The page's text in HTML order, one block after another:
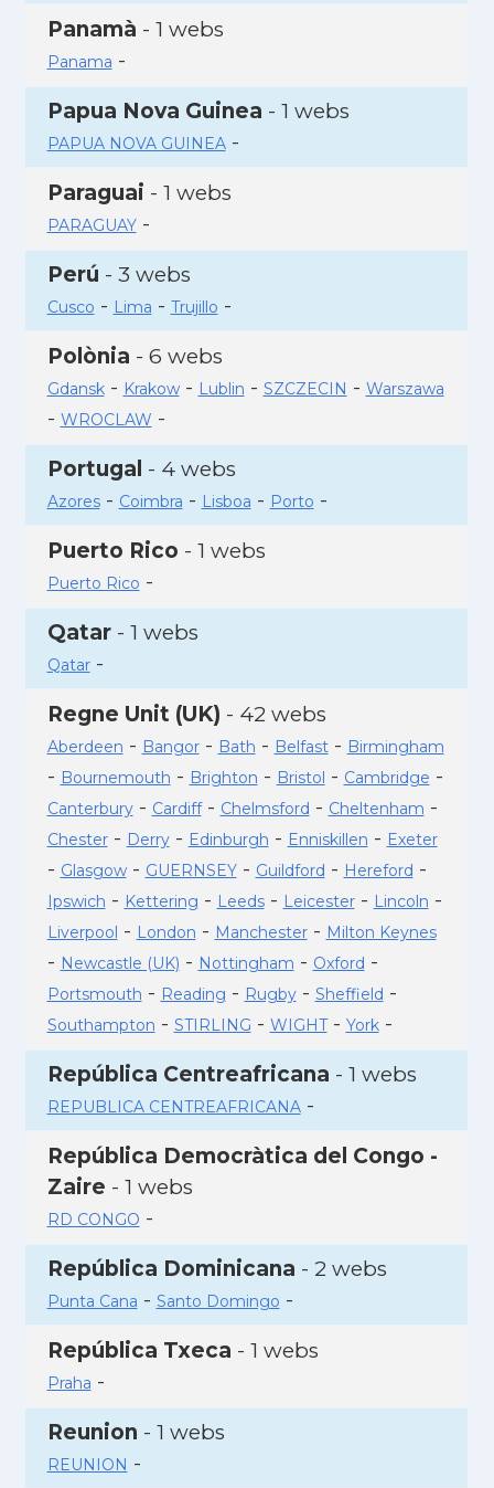
Panamà - 1 webs
Panama -
Papua Nova Guinea - 1 webs
PAPUA NOVA GUINEA-
Paraguai - 1 webs
PARAGUAY-
Perú - 3 webs
Cusco - Lima - Trujillo -
Polònia - 6 webs
Gdansk- Krakow- Lublin - SZCZECIN - Warszawa
- WROCLAW -
Portugal - 4 webs
Azores- Coimbra - Lisboa - Porto -
Puerto Rico - 1 webs
Puerto Rico -
Qatar- 1 webs
Qatar-
Regne Unit (UK) - 42 webs
Aberdeen - Bangor- Bath - Belfast- Birmingham
- Bournemouth - Brighton - Bristol - Cambridge -
Canterbury- Cardiff- Chelmsford - Cheltenham -
Chester- Derry- Edinburgh - Enniskillen - Exeter
- Glasgow- GUERNSEY- Guildford - Hereford -
Ipswich - Kettering - Leeds- Leicester- Lincoln -
Liverpool - London - Manchester- Milton Keynes
- Newcastle (UK) - Nottingham - Oxford -
Portsmouth - Reading - Rugby- Sheffield -
Southampton - STIRLING - WIGHT- York-
República Centreafricana - 1 webs
REPUBLICA CENTREAFRICANA-
República Democràtica del Congo -
Zaire - 1 webs
RD CONGO -
República Dominicana - 2 webs
Punta Cana - Santo Domingo -
República Txeca - 1 webs
Praha -
Reunion - 1 webs
REUNION -